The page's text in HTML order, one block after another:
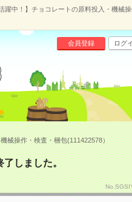
躍中！】チョコレートの原料投入・機械
会員登録 ログ
械操作・検査・梱包(111422578）
了しました。